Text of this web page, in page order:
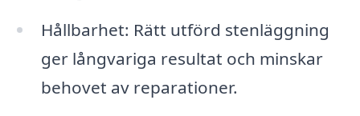
Hållbarhet: Rätt utförd stenläggning
ger långvariga resultat och minskar
behovet av reparationer.